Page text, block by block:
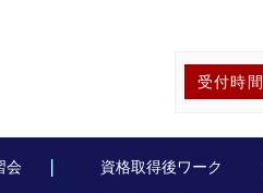
受付時間
会 資格取得後ワーク